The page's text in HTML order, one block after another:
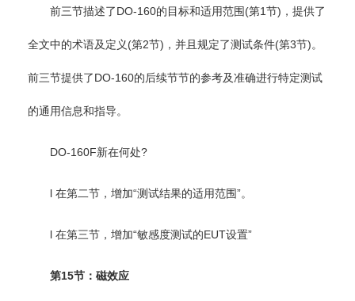
前三节描述了DO-160的目标和适用范围(第1节)，提供了
全文中的术语及定义(第2节)，并且规定了测试条件(第3节)。
前三节提供了DO-160的后续节节的参考及准确进行特定测试
的通用信息和指导。
DO-160F新在何处?
l 在第二节，增加“测试结果的适用范围”。
l 在第三节，增加“敏感度测试的EUT设置”
第15节：磁效应